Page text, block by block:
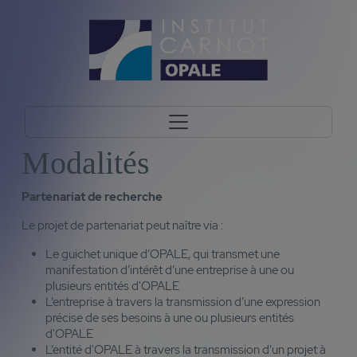
Modalités
Partenariat de recherche
Le projet de partenariat peut naître via :
Le guichet unique d’OPALE, qui transmet une
manifestation d’intérêt d’une entreprise à une ou
plusieurs entités d'OPALE
L’entreprise à travers la transmission d’une expression
précise de ses besoins à une ou plusieurs entités
d'OPALE
L’entité d'OPALE à travers la transmission d’un projet à